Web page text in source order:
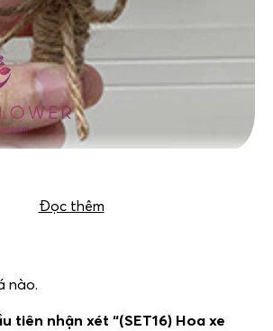
Đọc thêm
nào.
tiên nhận xét “(SET16) Hoa xe